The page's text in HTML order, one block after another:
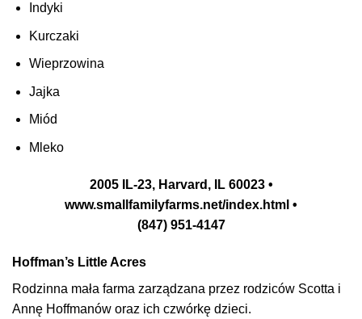
Indyki
Kurczaki
Wieprzowina
Jajka
Miód
Mleko
2005 IL-23, Harvard, IL 60023 •
www.smallfamilyfarms.net/index.html •
(847) 951-4147
Hoffman’s Little Acres
Rodzinna mała farma zarządzana przez rodziców Scotta i
Annę Hoffmanów oraz ich czwórkę dzieci.